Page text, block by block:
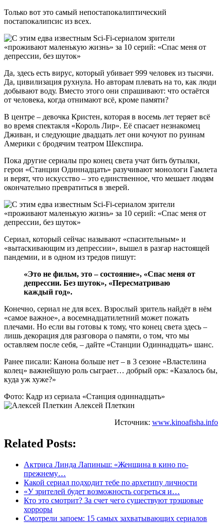
Только вот это самый непостапокалиптический
постапокалипсис из всех.
Да, здесь есть вирус, который убивает 999 человек из тысячи.
Да, цивилизация рухнула. Но авторам плевать на то, как люди
добывают воду. Вместо этого они спрашивают: что остаётся
от человека, когда отнимают всё, кроме памяти?
В центре – девочка Кристен, которая в восемь лет теряет всё
во время спектакля «Король Лир». Её спасает незнакомец
Дживан, и следующие двадцать лет они кочуют по руинам
Америки с бродячим театром Шекспира.
Пока другие сериалы про конец света учат бить бутылки,
герои «Станции Одиннадцать» разучивают монологи Гамлета
и верят, что искусство – это единственное, что мешает людям
окончательно превратиться в зверей.
Сериал, который сейчас называют «спасительным» и
«вытаскивающим из депрессии», вышел в разгар настоящей
пандемии, и в одном из тредов пишут:
«Это не фильм, это – состояние», «Спас меня от
депрессии. Без шуток», «Пересматриваю
каждый год».
Конечно, сериал не для всех. Взрослый зритель найдёт в нём
«самое важное», а восемнадцатилетний может пожать
плечами. Но если вы готовы к тому, что конец света здесь –
лишь декорация для разговора о памяти, о том, что мы
оставляем после себя, – дайте «Станции Одиннадцать» шанс.
Ранее писали: Канона больше нет – в 3 сезоне «Властелина
колец» важнейшую роль сыграет… добрый орк: «Казалось бы,
куда уж хуже?»
Фото: Кадр из сериала «Станция одиннадцать»
Алексей Плеткин
Источник: www.kinoafisha.info
Related Posts:
Актриса Линда Лапиньш: «Женщина в кино по-
прежнему…
Какой сериал подходит тебе по архетипу личности
«У зрителей будет возможность согреться и…
Кто это смотрит? За счет чего существуют трэшовые
хорроры
Смотрели запоем: 15 самых захватывающих сериалов